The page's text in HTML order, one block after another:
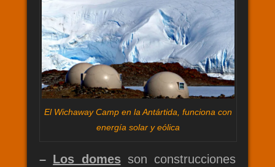
El Wichaway Camp en la Antártida, funciona con
energía solar y eólica
– Los domesson construcciones